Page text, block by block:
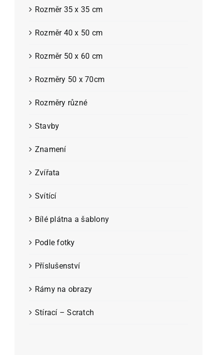
Rozměr 35 x 35 cm
Rozměr 40 x 50 cm
Rozměr 50 x 60 cm
Rozměry 50 x 70cm
Rozměry různé
Stavby
Znamení
Zvířata
Svítící
Bílé plátna a šablony
Podle fotky
Příslušenství
Rámy na obrazy
Stírací – Scratch